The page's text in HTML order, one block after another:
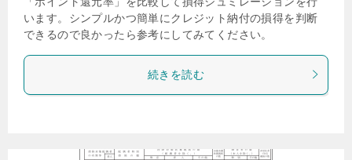
います。シンプルかつ簡単にクレジット納付の損得を判断
できるので良かったら参考にしてみてください。
続きを読む